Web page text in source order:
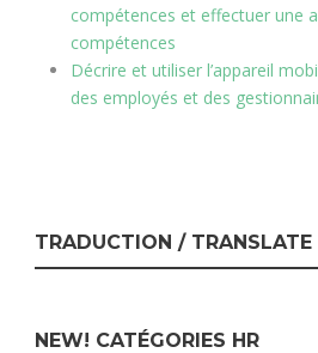
compétences et effectuer une
compétences
Décrire et utiliser l’appareil
des employés et des
TRADUCTION / TRANSLATE
NEW! CATÉGORIES HR